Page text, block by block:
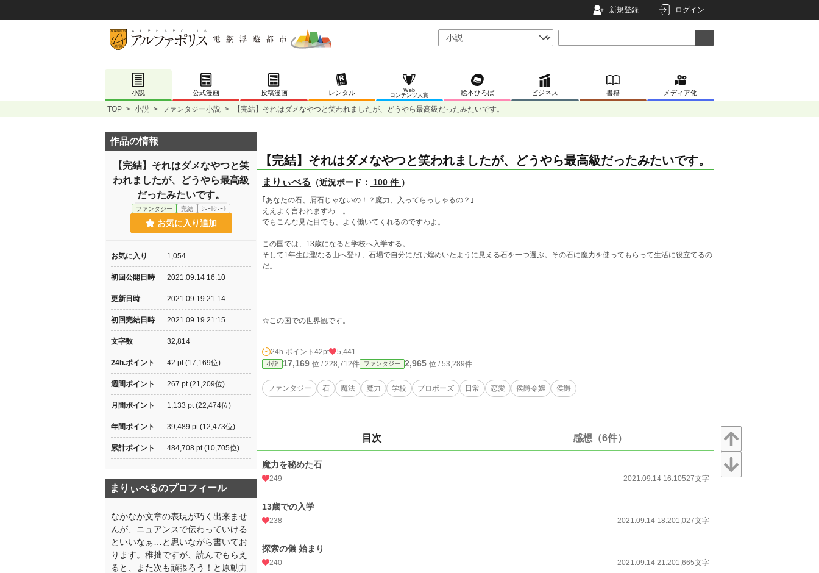
新規登録 ログイン
小説 公式漫画 投稿漫画 レンタル
Web
コンテンツ大賞
絵本ひろば ビジネス 書籍 メディア化
TOP > 小説 > ファンタジー小説 > 【完結】それはダメなやつと笑われましたが、どうやら最高級だったみたいです。
【完結】それはダメなやつと笑われましたが、どうやら最高級だったみたいです。
まりぃべる （近況ボード： 100 件 ）
｢あなたの石、屑石じゃないの！？魔力、入ってらっしゃるの？｣
ええよく言われますわ…。
でもこんな見た目でも、よく働いてくれるのですわよ。
この国では、13歳になると学校へ入学する。
そして1年生は聖なる山へ登り、石場で自分にだけ煌めいたように見える石を一つ選ぶ。その石に魔力を使ってもらって生活に役立てるの
だ。
☆この国での世界観です。
24h.ポイント 42pt 5,441
小説 17,169 位 / 228,712件 ファンタジー 2,965 位 / 53,289件
ファンタジー 石 魔法 魔力 学校 プロポーズ 日常 恋愛 侯爵令嬢 侯爵
目次 感想（6件）
魔力を秘めた石
249 2021.09.14 16:10527文字
13歳での入学
238 2021.09.14 18:201,027文字
探索の儀 始まり
240 2021.09.14 21:201,665文字
作品の情報
【完結】それはダメなやつと笑
われましたが、どうやら最高級
だったみたいです。
ファンタジー 完結 ｼｮｰﾄｼｮｰﾄ
お気に入り追加
お気に入り 1,054
初回公開日時 2021.09.14 16:10
更新日時 2021.09.19 21:14
初回完結日時 2021.09.19 21:15
文字数 32,814
24h.ポイント 42 pt (17,169位)
週間ポイント 267 pt (21,209位)
月間ポイント 1,133 pt (22,474位)
年間ポイント 39,489 pt (12,473位)
累計ポイント 484,708 pt (10,705位)
まりぃべるのプロフィール
なかなか文章の表現が巧く出来ませ
んが、ニュアンスで伝わっていける
といいなぁ…と思いながら書いてお
ります。稚拙ですが、読んでもらえ
ると、また次も頑張ろう！と原動力